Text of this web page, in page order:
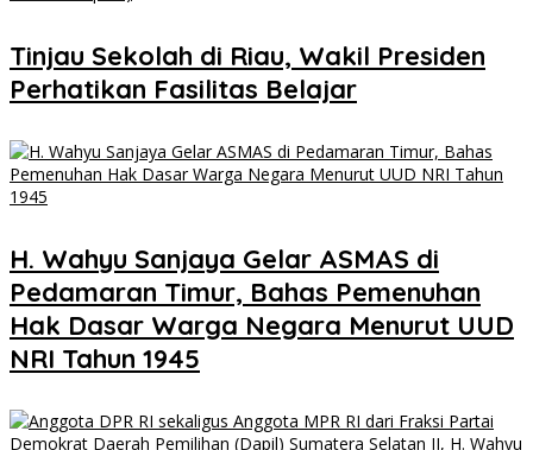
Tinjau Sekolah di Riau, Wakil Presiden
Perhatikan Fasilitas Belajar
H. Wahyu Sanjaya Gelar ASMAS di
Pedamaran Timur, Bahas Pemenuhan
Hak Dasar Warga Negara Menurut UUD
NRI Tahun 1945